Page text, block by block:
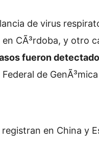
de virus
CÃ³rdoba, y otro
fueron
de
en China y